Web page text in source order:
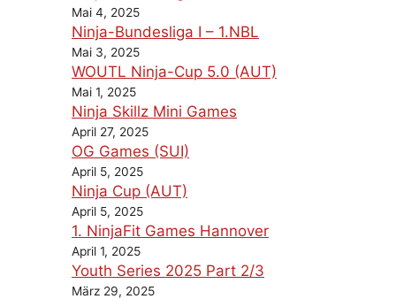
Mai 4, 2025
Ninja-Bundesliga I – 1.NBL
Mai 3, 2025
WOUTL Ninja-Cup 5.0 (AUT)
Mai 1, 2025
Ninja Skillz Mini Games
April 27, 2025
OG Games (SUI)
April 5, 2025
Ninja Cup (AUT)
April 5, 2025
1. NinjaFit Games Hannover
April 1, 2025
Youth Series 2025 Part 2/3
März 29, 2025